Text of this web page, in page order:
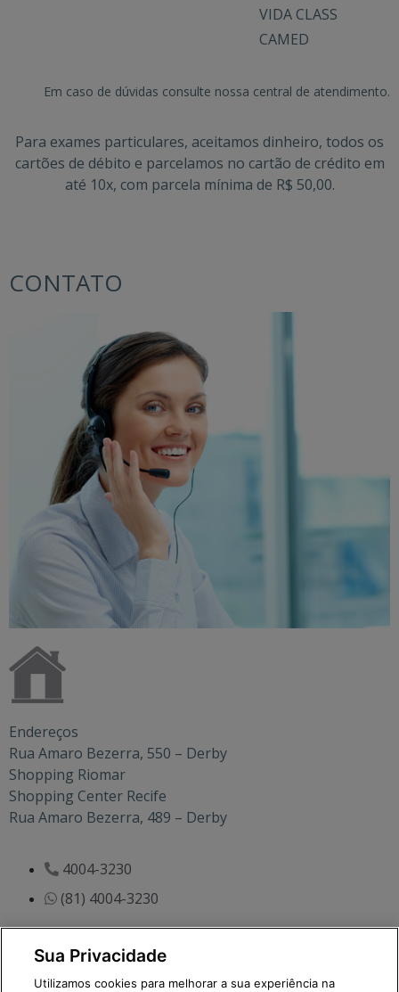
VIDA CLASS
CAMED
Em caso de dúvidas consulte nossa central de atendimento.
Para exames particulares, aceitamos dinheiro, todos os
cartões de débito e parcelamos no cartão de crédito em
até 10x, com parcela mínima de R$ 50,00.
CONTATO
Endereços
Rua Amaro Bezerra, 550 – Derby
Shopping Riomar
Shopping Center Recife
Rua Amaro Bezerra, 489 – Derby
4004-3230
(81) 4004-3230
segunda à sexta – das 7 às 19h
sábado – das 7 às 17h
Sua Privacidade
Utilizamos cookies para melhorar a sua experiência na